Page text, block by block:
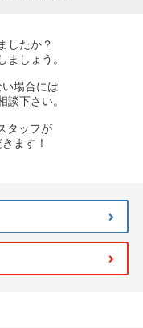
したか？
ましょう。
場合には
談下さい。
タッフが
ます！